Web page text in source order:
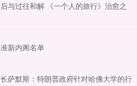
与过往和解 《一个人的旅行》治愈之
新内阁名单
萨默斯：特朗普政府针对哈佛大学的行